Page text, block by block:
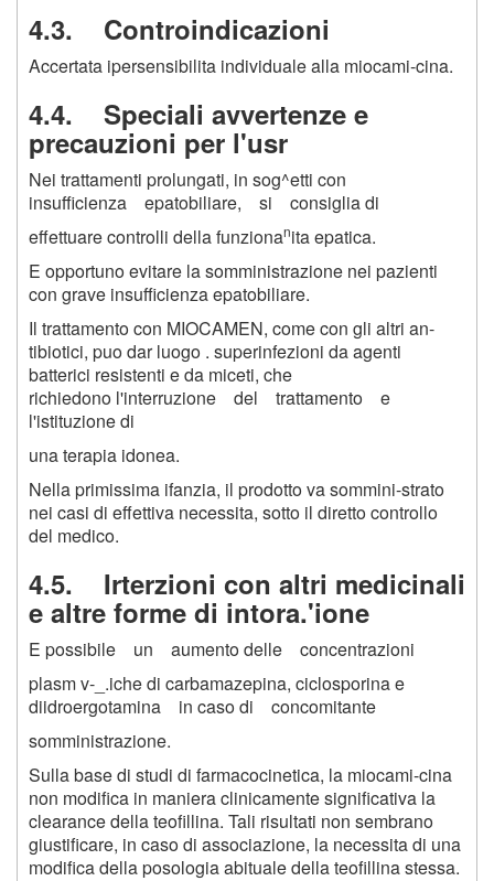
4.3. Controindicazioni
Accertata ipersensibilita individuale alla miocami-cina.
4.4. Speciali avvertenze e
precauzioni per l'usr
Nei trattamenti prolungati, in sog^etti con
insufficienza epatobiliare, si consiglia di
effettuare controlli della funzionanita epatica.
E opportuno evitare la somministrazione nei pazienti
con grave insufficienza epatobiliare.
Il trattamento con MIOCAMEN, come con gli altri an-
tibiotici, puo dar luogo . superinfezioni da agenti
batterici resistenti e da miceti, che
richiedono l'interruzione del trattamento e
l'istituzione di
una terapia idonea.
Nella primissima ifanzia, il prodotto va sommini-strato
nei casi di effettiva necessita, sotto il diretto controllo
del medico.
4.5. Irterzioni con altri medicinali
e altre forme di intora.'ione
E possibile un aumento delle concentrazioni
plasm v-_.iche di carbamazepina, ciclosporina e
diidroergotamina in caso di concomitante
somministrazione.
Sulla base di studi di farmacocinetica, la miocami-cina
non modifica in maniera clinicamente significativa la
clearance della teofillina. Tali risultati non sembrano
giustificare, in caso di associazione, la necessita di una
modifica della posologia abituale della teofillina stessa.